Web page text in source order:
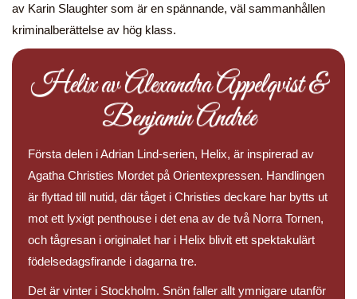
av Karin Slaughter som är en spännande, väl sammanhållen
kriminalberättelse av hög klass.
Helix av Alexandra Appelqvist &
Benjamin Andrée
Första delen i Adrian Lind-serien, Helix, är inspirerad av
Agatha Christies Mordet på Orientexpressen. Handlingen
är flyttad till nutid, där tåget i Christies deckare har bytts ut
mot ett lyxigt penthouse i det ena av de två Norra Tornen,
och tågresan i originalet har i Helix blivit ett spektakulärt
födelsedagsfirande i dagarna tre.
Det är vinter i Stockholm. Snön faller allt ymnigare utanför